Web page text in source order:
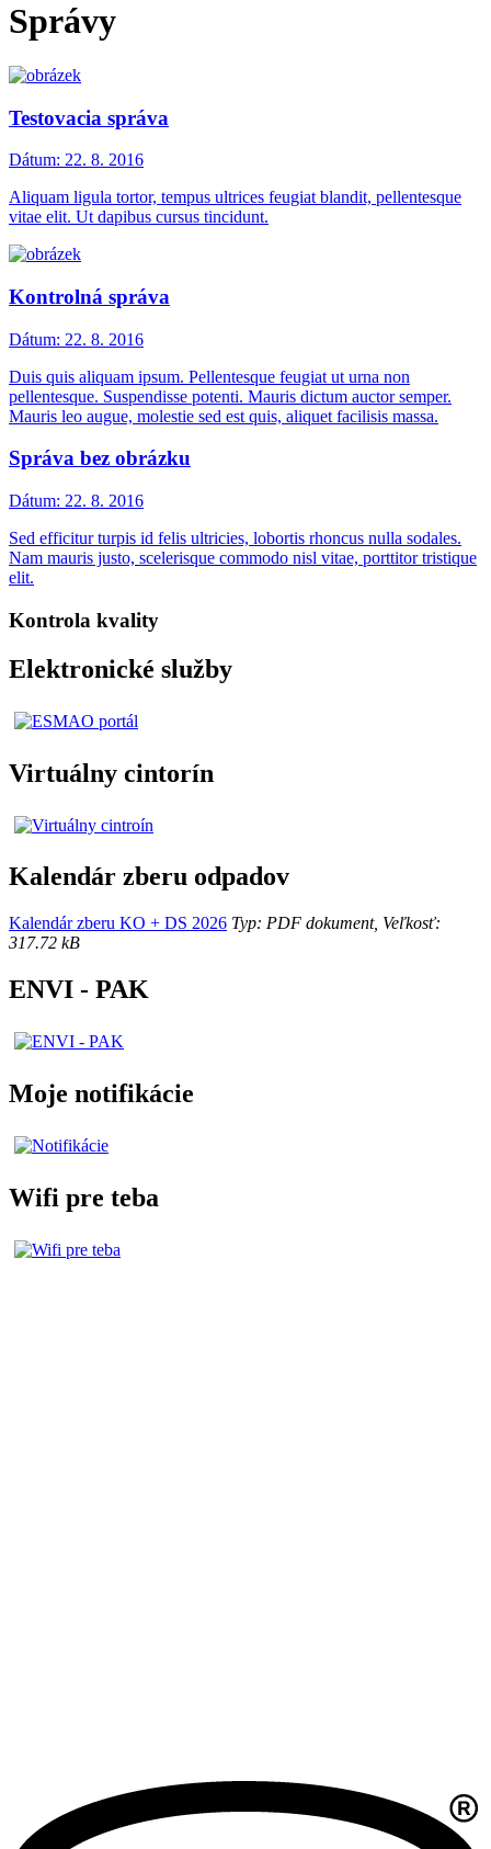
Správy
Testovacia správa
Dátum: 22. 8. 2016
Aliquam ligula tortor, tempus ultrices feugiat blandit, pellentesque
vitae elit. Ut dapibus cursus tincidunt.
Kontrolná správa
Dátum: 22. 8. 2016
Duis quis aliquam ipsum. Pellentesque feugiat ut urna non
pellentesque. Suspendisse potenti. Mauris dictum auctor semper.
Mauris leo augue, molestie sed est quis, aliquet facilisis massa.
Správa bez obrázku
Dátum: 22. 8. 2016
Sed efficitur turpis id felis ultricies, lobortis rhoncus nulla sodales.
Nam mauris justo, scelerisque commodo nisl vitae, porttitor tristique
elit.
Kontrola kvality
Elektronické služby
Virtuálny cintorín
Kalendár zberu odpadov
Kalendár zberu KO + DS 2026 Typ: PDF dokument, Veľkosť:
317.72 kB
ENVI - PAK
Moje notifikácie
Wifi pre teba